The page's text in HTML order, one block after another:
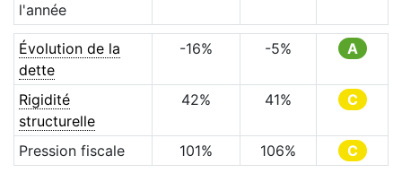
l'année
Évolution de la
dette
-16% -5% A
Rigidité
structurelle
42% 41% C
Pression fiscale 101% 106% C